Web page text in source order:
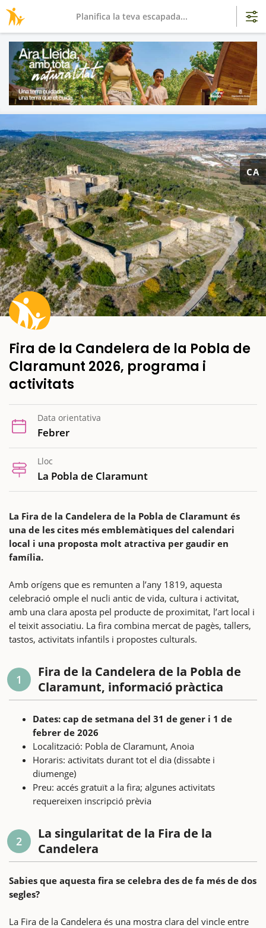
CA
Fira de la Candelera de la Pobla de
Claramunt 2026, programa i
activitats
Data orientativa
Febrer
Lloc
La Pobla de Claramunt
La Fira de la Candelera de la Pobla de Claramunt és
una de les cites més emblemàtiques del calendari
local i una proposta molt atractiva per gaudir en
família.
Amb orígens que es remunten a l’any 1819, aquesta
celebració omple el nucli antic de vida, cultura i activitat,
amb una clara aposta pel producte de proximitat, l’art local i
el teixit associatiu. La fira combina mercat de pagès, tallers,
tastos, activitats infantils i propostes culturals.
1
Fira de la Candelera de la Pobla de
Claramunt, informació pràctica
Dates: cap de setmana del 31 de gener i 1 de
febrer de 2026
Localització: Pobla de Claramunt, Anoia
Horaris: activitats durant tot el dia (dissabte i
diumenge)
Preu: accés gratuït a la fira; algunes activitats
requereixen inscripció prèvia
2
La singularitat de la Fira de la
Candelera
Sabies que aquesta fira se celebra des de fa més de dos
segles?
La Fira de la Candelera és una mostra clara del vincle entre
Planifica la teva escapada...